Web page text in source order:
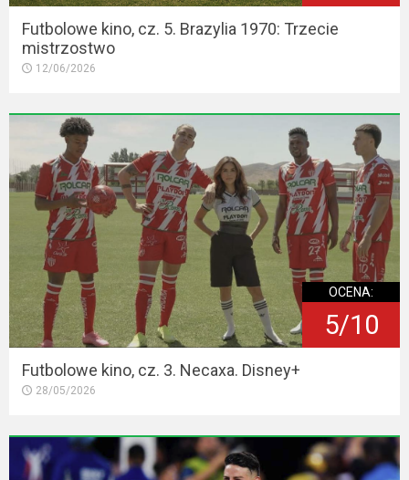
Futbolowe kino, cz. 5. Brazylia 1970: Trzecie
mistrzostwo
12/06/2026
OCENA:
5/10
Futbolowe kino, cz. 3. Necaxa. Disney+
28/05/2026